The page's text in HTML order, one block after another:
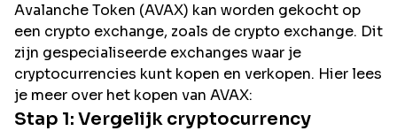
AvalancheToken (AVAX) kan worden gekocht op
een crypto exchange, zoals de crypto exchange. Dit
zijn gespecialiseerde exchanges waar je
cryptocurrencies kunt kopen en verkopen. Hier lees
je meer over het kopen van AVAX:
Stap 1: Vergelijk cryptocurrency